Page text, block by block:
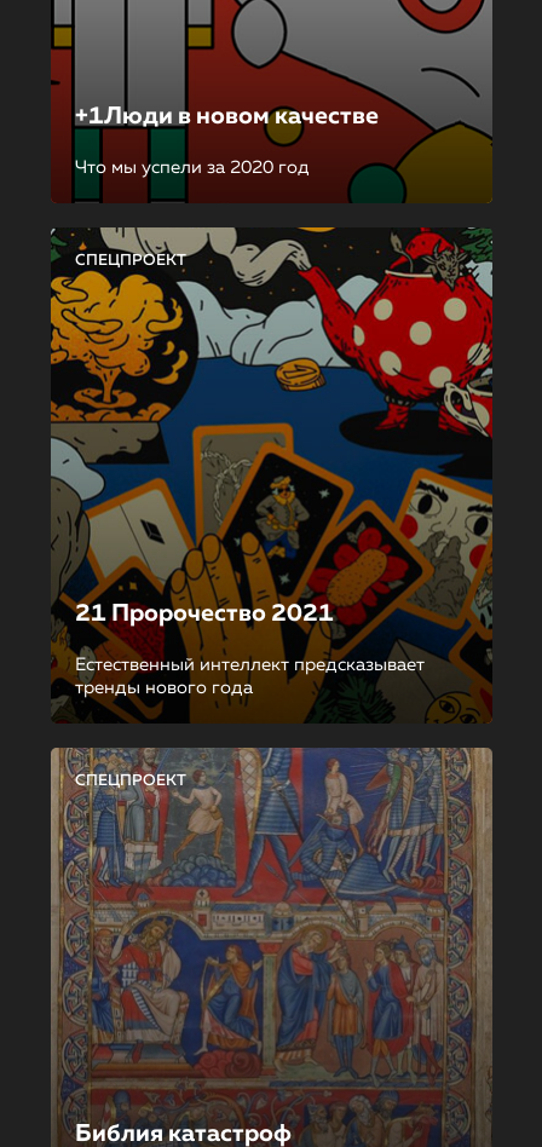
+1Люди в новом качестве
Что мы успели за 2020 год
СПЕЦПРОЕКТ
21 Пророчество 2021
Естественный интеллект предсказывает
тренды нового года
СПЕЦПРОЕКТ
Библия катастроф